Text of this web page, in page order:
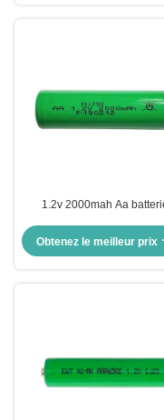
1.2v 2000mah Aa
batterie au lithium
Obtenez le meilleur prix